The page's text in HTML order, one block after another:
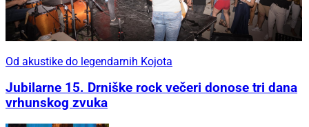
Od akustike do legendarnih Kojota
Jubilarne 15. Drniške rock večeri donose tri dana
vrhunskog zvuka